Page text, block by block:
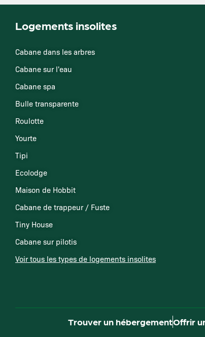
Logements insolites
Cabane dans les arbres
Cabane sur l'eau
Cabane spa
Bulle transparente
Roulotte
Yourte
Tipi
Ecolodge
Maison de Hobbit
Cabane de trappeur / Fuste
Tiny House
Cabane sur pilotis
Voir tous les types de logements insolites
Trouver un hébergementOffrir